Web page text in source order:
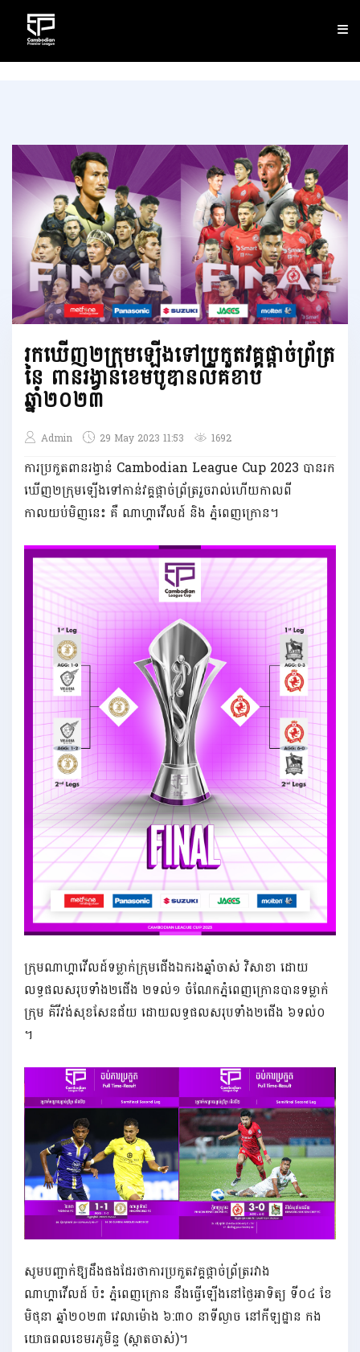
FIXTURES
RESULTS
STANDINGS
STATISTICS
VIDEOS
DOWNLOAD
TICKETS
រកឃើញ២ក្រុមឡើងទៅប្រកួតវគ្គផ្តាច់ព្រ័ត្រ
នៃ ពានរង្វាន់ខេមបូឌានលីគខាប់
ឆ្នាំ២០២៣
Admin 29 May 2023 11:53 1692
ការប្រកួតពានរង្វាន់ Cambodian League Cup 2023 បានរក
ឃើញ២ក្រុមឡើងទៅកាន់វគ្គផ្ដាច់ព្រ័ត្ររួចរាល់ហើយកាលពី
កាលយប់មិញនេះ គឺ ណាហ្គាវើលដ៍ និង ភ្នំពេញក្រោន។
ក្រុមណាហ្គាវើលដ៍ទម្លាក់ក្រុមជើងឯករងឆ្នាំចាស់ វិសាខា ដោយ
លទ្ធផលសរុបទាំង២ជើង ២ទល់១ ចំណែកភ្នំពេញក្រោនបានទម្លាក់
ក្រុម គិរីវង់សុខសែនជ័យ ដោយលទ្ធផលសរុបទាំង២ជើង ៦ទល់០
។
សូមបញ្ជាក់ឱ្យដឹងផងដែរថាការប្រកួតវគ្គផ្ដាច់ព្រ័ត្ររវាង
ណាហ្គាវើលដ៍ ប៉ះ ភ្នំពេញក្រោន នឹងធ្វើឡើងនៅថ្ងៃអាទិត្យ ទី០៤ ខែ
មិថុនា ឆ្នាំ២០២៣ វេលាម៉ោង ៦:៣០ នាទីល្ងាច នៅកីឡដ្ឋាន កង
យោធពលខេមរភូមិន្ទ (ស្តាតចាស់)។